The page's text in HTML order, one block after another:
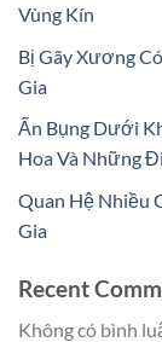
Vùng Kín
Bị Gãy Xương
Gia
Ấn Bụng Dưới
Hoa Và Những
Quan Hệ Nhiều
Gia
Recent
Không có bình